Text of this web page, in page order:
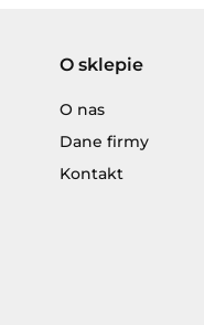
O sklepie
O nas
Dane firmy
Kontakt